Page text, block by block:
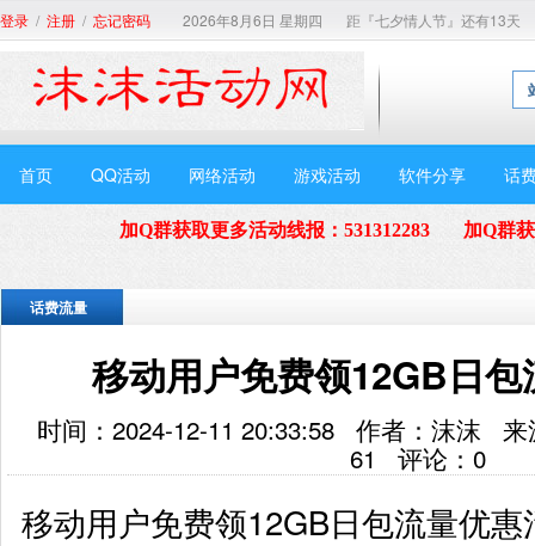
登录 / 注册 / 忘记密码 2026年8月6日 星期四 距『七夕情人节』还有13天
首页 QQ活动 网络活动 游戏活动 软件分享 话
加Q群获取更多活动线报 ： 531312283 加Q群
话费流量
移动用户免费领12GB日
时间：2024-12-11 20:33:58 作者：沫沫
61 评论： 0
移动用户免费领12GB日包流量优惠